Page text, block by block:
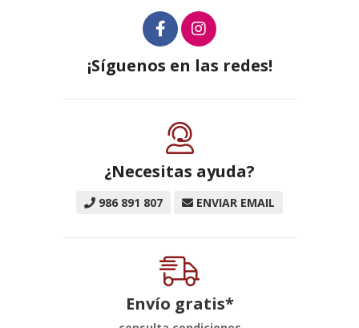
¡Síguenos en las redes!
¿Necesitas ayuda?
986 891 807 ENVIAR EMAIL
Envío gratis*